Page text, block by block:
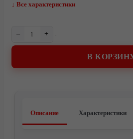
↓ Все характеристики
– +
В
Описание Характеристики